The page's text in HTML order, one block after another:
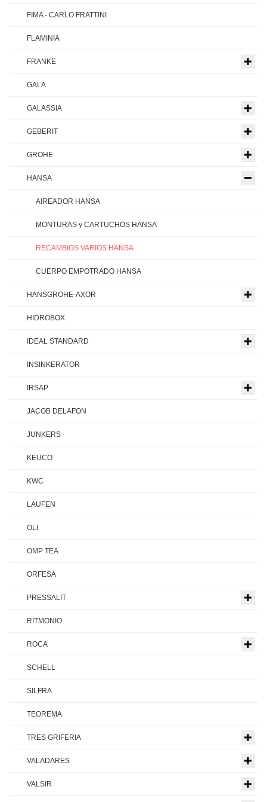
FIMA - CARLO FRATTINI
FLAMINIA
FRANKE
GALA
GALASSIA
GEBERIT
GROHE
HANSA
AIREADOR HANSA
MONTURAS y CARTUCHOS HANSA
RECAMBIOS VARIOS HANSA
CUERPO EMPOTRADO HANSA
HANSGROHE-AXOR
HIDROBOX
IDEAL STANDARD
INSINKERATOR
IRSAP
JACOB DELAFON
JUNKERS
KEUCO
KWC
LAUFEN
OLI
OMP TEA
ORFESA
PRESSALIT
RITMONIO
ROCA
SCHELL
SILFRA
TEOREMA
TRES GRIFERIA
VALADARES
VALSIR